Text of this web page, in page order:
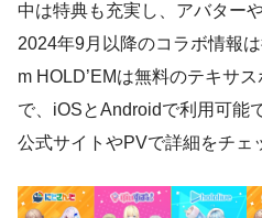
中は特典も充実し、アバター
2024年9月以降のコラボ情報は
m HOLD’EMは無料のテキサ
で、iOSとAndroidで利用可能
公式サイトやPVで詳細をチェ